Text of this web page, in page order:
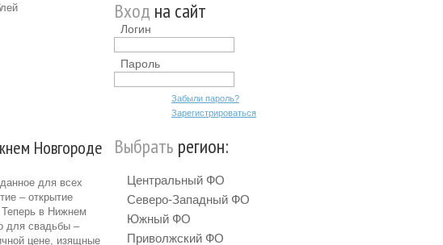
Новгороде
для всех
– открытие
Теперь в Нижнем
для свадьбы –
цене, изящные
Вход на сайт
Логин
Пароль
Забыли пароль?
Зарегистрироваться
Выбрать регион:
Центральный ФО
Северо-Западный ФО
Южный ФО
Приволжский ФО